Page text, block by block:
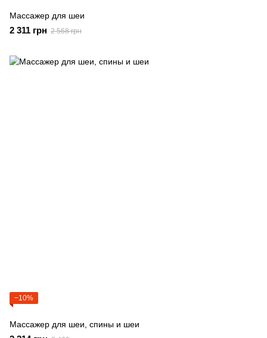
Массажер для шеи
2 311 грн 2 568 грн
−10%
Массажер для шеи, спины и шеи